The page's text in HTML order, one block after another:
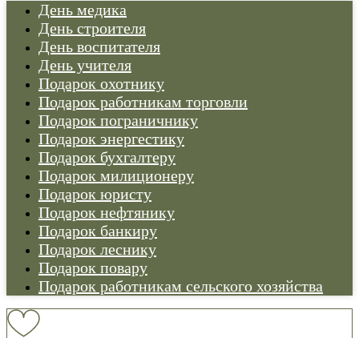
День медика
День строителя
День воспитателя
День учителя
Подарок охотнику
Подарок работникам торговли
Подарок пограничнику
Подарок энергестику
Подарок бухгалтеру
Подарок милиционеру
Подарок юристу
Подарок нефтянику
Подарок банкиру
Подарок леснику
Подарок повару
Подарок работникам сельского хозяйства